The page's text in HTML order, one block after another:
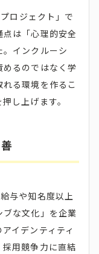
ロジェクト」で
は「心理的安全
インクルーシ
るのではなく学
る環境を作るこ
し上げます。
与や知名度以上
ブな文化」を企業
イデンティティ
用競争力に直結